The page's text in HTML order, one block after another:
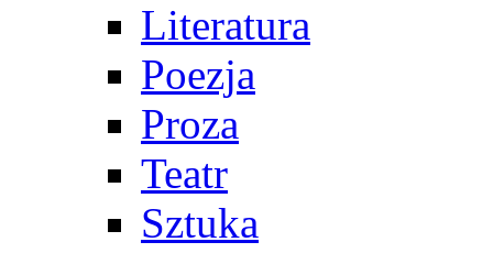
Literatura
Poezja
Proza
Teatr
Sztuka